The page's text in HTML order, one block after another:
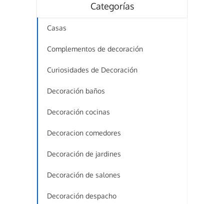
Categorías
Casas
Complementos de decoración
Curiosidades de Decoración
Decoración baños
Decoración cocinas
Decoracion comedores
Decoración de jardines
Decoración de salones
Decoración despacho